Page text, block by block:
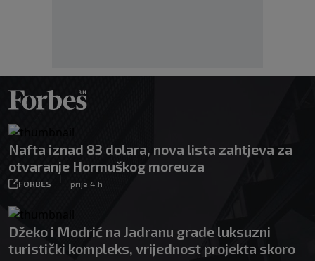
Nafta iznad 83 dolara, nova lista zahtjeva za
otvaranje Hormuškog moreuza
FORBES
|
prije 4 h
Džeko i Modrić na Jadranu grade luksuzni
turistički kompleks, vrijednost projekta skoro